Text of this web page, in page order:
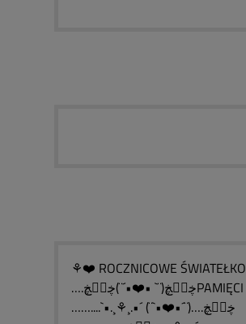
⚘❤️ ROCZNICOWE ŚWIATEŁKO
….ڿڰۣڿ(¨` •❤️•´¨)ڿڰۣڿPAMIĘCI
……....`•.¸⚘¸.•´ (¨`•❤️•´¨)….ڿڰۣڿ